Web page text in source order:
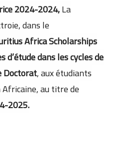
2024-2024,La
dans le
Africa Scholarships
d’étude dans les cycles de
Doctorat, aux étudiants
Africaine, au titre de
2025.